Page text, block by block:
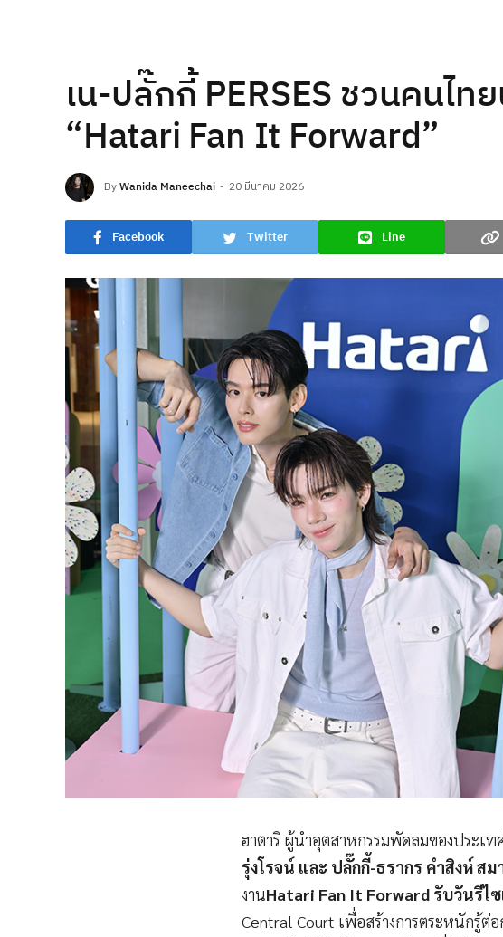
เน-ปลั๊กกี้ PERSES ชวนคนไท
“Hatari Fan It Forward”
ByWanida Maneechai 20 มีนาคม 2026
Facebook Twitter Line
ฮาตาริ ผู้นำอุตสาหกรรมพัดลมของประเ
รุ่งโรจน์ และ ปลั๊กกี้-ธรากร คำสิงห์ สมา
งานHatari Fan It Forward รับวันรีไซ
Central Court เพื่อสร้างการตระหนักรู้ต่